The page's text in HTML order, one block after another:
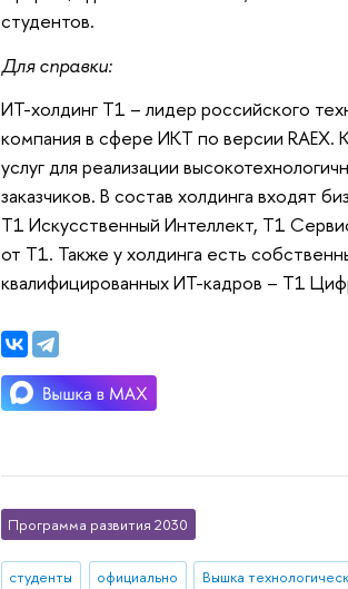
студентов.
Для справки:
ИТ-холдинг Т1 – лидер российского
компания в сфере ИКТ по версии RAEX.
услуг для реализации
заказчиков. В состав холдинга входят
Т1 Искусственный Интеллект, Т1
от Т1. Также у холдинга есть
квалифицированных ИТ-кадров – Т1
Программа развития 2030
студенты официально Вышка